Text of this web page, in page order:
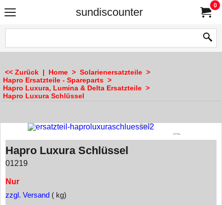
sundiscounter
0
<< Zurück | Home > Solarienersatzteile >
Hapro Ersatzteile - Spareparts >
Hapro Luxura, Lumina & Delta Ersatzteile >
Hapro Luxura Schlüssel
Hapro Luxura Schlüssel
01219
Nur
zzgl. Versand kg